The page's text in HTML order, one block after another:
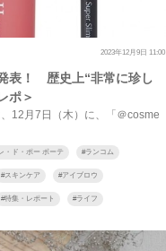
2023年12月9日 11:00
表！ 歴史上“非常に珍し
ポ＞
12月7日（木）に、「＠cosme
・ド・ポー ボーテ #ランコム
#スキンケア #アイブロウ
#特集・レポート #ライフ